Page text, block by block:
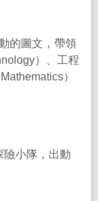
的圖文，帶領
）、工程
Mathematics）
險小隊，出動